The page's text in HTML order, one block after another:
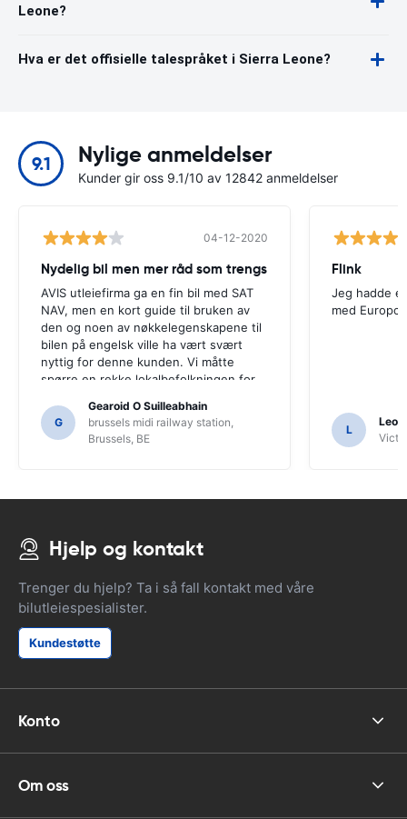
Leone?
Hva er det offisielle talespråket i Sierra Leone?
9.1 Nylige anmeldelser
Kunder gir oss 9.1/10 av 12842 anmeldelser
04-12-2020
Nydelig bil men mer råd som trengs
AVIS utleiefirma ga en fin bil med SAT
NAV, men en kort guide til bruken av
den og noen av nøkkelegenskapene til
bilen på engelsk ville ha vært svært
nyttig for denne kunden. Vi måtte
spørre en rekke lokalbefolkningen for
ikke hadde funnet ut av SAT NAVs
funksjoner.
G
Gearoid O Suilleabhain
brussels midi railway station,
Brussels, BE
Flink
Jeg hadde
med
L
Hjelp og kontakt
Trenger du hjelp? Ta i så fall kontakt med våre
bilutleiespesialister.
Kundestøtte
Konto
Om oss